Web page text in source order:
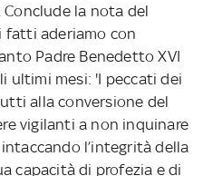
Conclude la nota del
fatti aderiamo con
Padre Benedetto XVI
ultimi mesi: 'I peccati dei
alla conversione del
vigilanti a non inquinare
l’integrità della
capacità di profezia e di